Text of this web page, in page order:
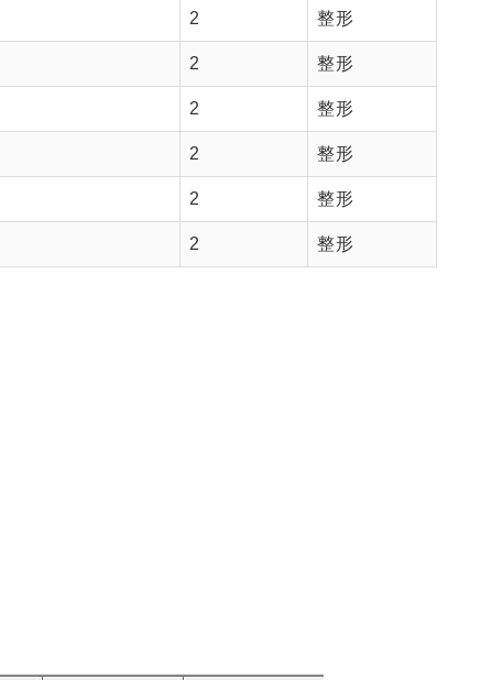
2 整形
2 整形
2 整形
2 整形
2 整形
2 整形